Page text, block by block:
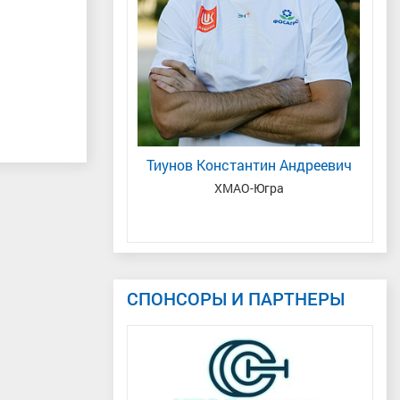
Тиунов Константин Андреевич
ХМАО-Югра
СПОНСОРЫ И ПАРТНЕРЫ